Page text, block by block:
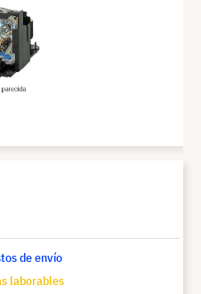
de envío
laborables